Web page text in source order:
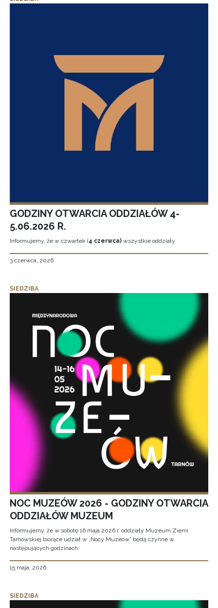
GODZINY OTWARCIA ODDZIAŁÓW 4-
5.06.2026 R.
Informujemy, że w czwartek (4 czerwca) wszystkie oddziały
3 czerwca, 2026
SIEDZIBA
NOC MUZEÓW 2026 - GODZINY OTWARCIA
ODDZIAŁÓW MUZEUM
Informujemy, że w sobotę 16 maja 2026 r. oddziały Muzeum Ziemi
Tarnowskiej biorące udział w „Nocy Muzeów” będą czynne w
następujących godzinach:
15 maja, 2026
SIEDZIBA